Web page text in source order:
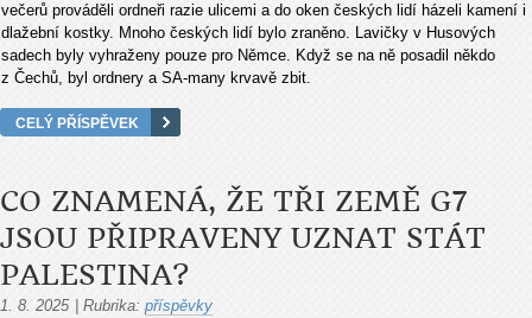
večerů prováděli ordneři razie ulicemi a do oken českých lidí házeli kamení i
dlažební kostky. Mnoho českých lidí bylo zraněno. Lavičky v Husových
sadech byly vyhraženy pouze pro Němce. Když se na ně posadil někdo
z Čechů, byl ordnery a SA-many krvavě zbit.
CELÝ PŘÍSPĚVEK
CO ZNAMENÁ, ŽE TŘI ZEMĚ G7
JSOU PŘIPRAVENY UZNAT STÁT
PALESTINA?
1. 8. 2025 Rubrika: příspěvky